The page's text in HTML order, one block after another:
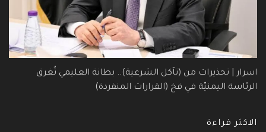
اسرار | تحذيرات من (تآكل الشرعية).. بطانة العليمي تُغرق
الرئاسة اليمنيّة في فخ (القرارات المنفردة)
الاكثر قراءة